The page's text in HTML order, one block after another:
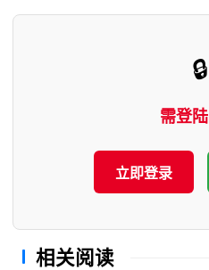
🔒
需登
立即登录
相关阅读